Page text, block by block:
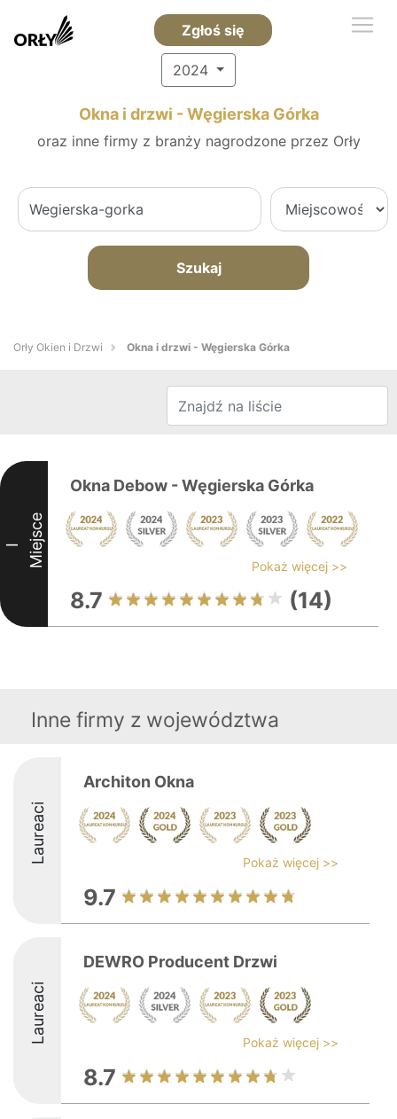
Zgłoś się
2024
Okna i drzwi - Węgierska Górka
oraz inne firmy z branży nagrodzone przez Orły
Szukaj
Orły Okien i Drzwi Okna i drzwi - Węgierska Górka
I Miejsce
Okna Debow - Węgierska Górka
Pokaż więcej >>
8.7 (14)
Inne firmy z województwa
Laureaci
Architon Okna
Pokaż więcej >>
9.7
Laureaci
DEWRO Producent Drzwi
Pokaż więcej >>
8.7